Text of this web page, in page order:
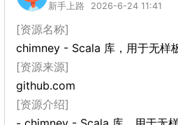
新手上路 2026-6-24 11:41
[资源名称]
chimney - Scala 库，用于无样
[资源来源]
github.com
[资源介绍]